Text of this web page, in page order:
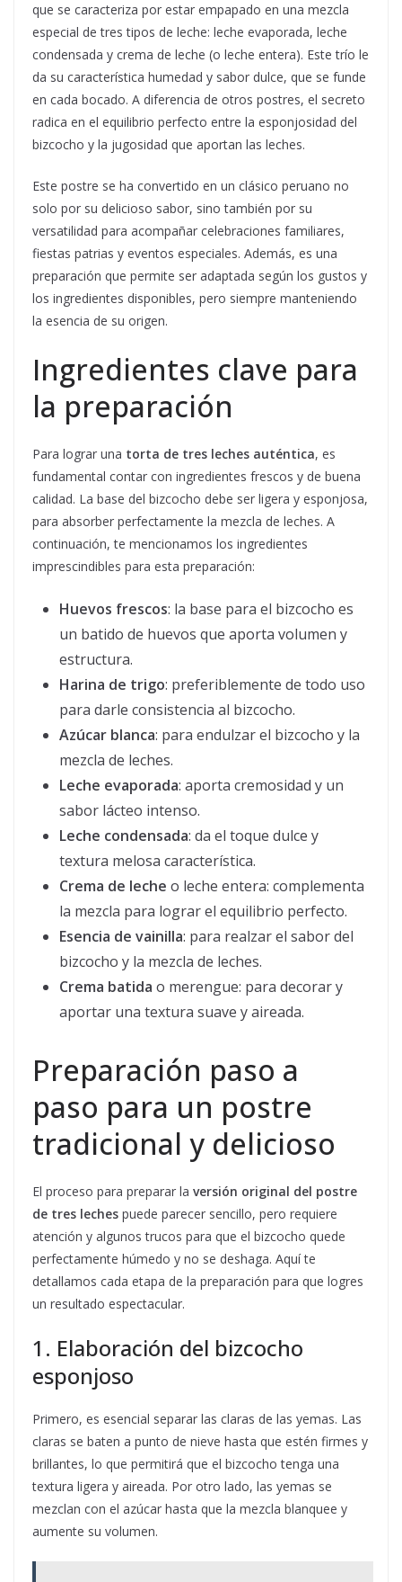
que se caracteriza por estar empapado en una mezcla
especial de tres tipos de leche: leche evaporada, leche
condensada y crema de leche (o leche entera). Este trío le
da su característica humedad y sabor dulce, que se funde
en cada bocado. A diferencia de otros postres, el secreto
radica en el equilibrio perfecto entre la esponjosidad del
bizcocho y la jugosidad que aportan las leches.
Este postre se ha convertido en un clásico peruano no
solo por su delicioso sabor, sino también por su
versatilidad para acompañar celebraciones familiares,
fiestas patrias y eventos especiales. Además, es una
preparación que permite ser adaptada según los gustos y
los ingredientes disponibles, pero siempre manteniendo
la esencia de su origen.
Ingredientes clave para
la preparación
Para lograr una torta de tres leches auténtica, es
fundamental contar con ingredientes frescos y de buena
calidad. La base del bizcocho debe ser ligera y esponjosa,
para absorber perfectamente la mezcla de leches. A
continuación, te mencionamos los ingredientes
imprescindibles para esta preparación:
Huevos frescos: la base para el bizcocho es
un batido de huevos que aporta volumen y
estructura.
Harina de trigo: preferiblemente de todo uso
para darle consistencia al bizcocho.
Azúcar blanca: para endulzar el bizcocho y la
mezcla de leches.
Leche evaporada: aporta cremosidad y un
sabor lácteo intenso.
Leche condensada: da el toque dulce y
textura melosa característica.
Crema de leche o leche entera: complementa
la mezcla para lograr el equilibrio perfecto.
Esencia de vainilla: para realzar el sabor del
bizcocho y la mezcla de leches.
Crema batida o merengue: para decorar y
aportar una textura suave y aireada.
Preparación paso a
paso para un postre
tradicional y delicioso
El proceso para preparar la versión original del postre
de tres leches puede parecer sencillo, pero requiere
atención y algunos trucos para que el bizcocho quede
perfectamente húmedo y no se deshaga. Aquí te
detallamos cada etapa de la preparación para que logres
un resultado espectacular.
1. Elaboración del bizcocho
esponjoso
Primero, es esencial separar las claras de las yemas. Las
claras se baten a punto de nieve hasta que estén firmes y
brillantes, lo que permitirá que el bizcocho tenga una
textura ligera y aireada. Por otro lado, las yemas se
mezclan con el azúcar hasta que la mezcla blanquee y
aumente su volumen.